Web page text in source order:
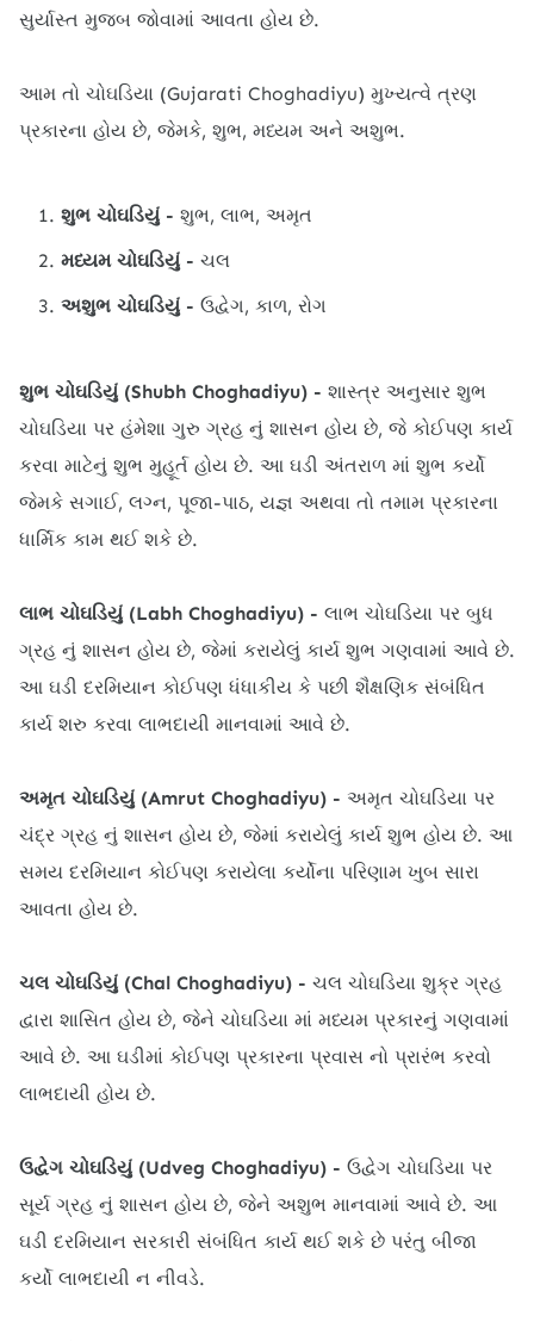
સુર્યાસ્ત મુજબ જોવામાં આવતા હોય છે.
આમ તો ચોઘડિયા (Gujarati Choghadiyu) મુખ્યત્વે ત્રણ
પ્રકારના હોય છે, જેમકે, શુભ, મધ્યમ અને અશુભ.
શુભ ચોઘડિયું - શુભ, લાભ, અમૃત
મધ્યમ ચોઘડિયું - ચલ
અશુભ ચોઘડિયું - ઉદ્વેગ, કાળ, રોગ
શુભ ચોઘડિયું (Shubh Choghadiyu) - શાસ્ત્ર અનુસાર શુભ
ચોઘડિયા પર હંમેશા ગુરુ ગ્રહ નું શાસન હોય છે, જે કોઈપણ કાર્ય
કરવા માટેનું શુભ મુહૂર્ત હોય છે. આ ઘડી અંતરાળ માં શુભ કર્યો
જેમકે સગાઈ, લગ્ન, પૂજા-પાઠ, યજ્ઞ અથવા તો તમામ પ્રકારના
ધાર્મિક કામ થઈ શકે છે.
લાભ ચોઘડિયું (Labh Choghadiyu) - લાભ ચોઘડિયા પર બુધ
ગ્રહ નું શાસન હોય છે, જેમાં કરાયેલું કાર્ય શુભ ગણવામાં આવે છે.
આ ઘડી દરમિયાન કોઈપણ ધંધાકીય કે પછી શૈક્ષણિક સંબંધિત
કાર્ય શરુ કરવા લાભદાયી માનવામાં આવે છે.
અમૃત ચોઘડિયું (Amrut Choghadiyu) - અમૃત ચોઘડિયા પર
ચંદ્ર ગ્રહ નું શાસન હોય છે, જેમાં કરાયેલું કાર્ય શુભ હોય છે. આ
સમય દરમિયાન કોઈપણ કરાયેલા કર્યોના પરિણામ ખુબ સારા
આવતા હોય છે.
ચલ ચોઘડિયું (Chal Choghadiyu) - ચલ ચોઘડિયા શુક્ર ગ્રહ
દ્વારા શાસિત હોય છે, જેને ચોઘડિયા માં મધ્યમ પ્રકારનું ગણવામાં
આવે છે. આ ઘડીમાં કોઈપણ પ્રકારના પ્રવાસ નો પ્રારંભ કરવો
લાભદાયી હોય છે.
ઉદ્વેગ ચોઘડિયું (Udveg Choghadiyu) - ઉદ્વેગ ચોઘડિયા પર
સૂર્ય ગ્રહ નું શાસન હોય છે, જેને અશુભ માનવામાં આવે છે. આ
ઘડી દરમિયાન સરકારી સંબંધિત કાર્ય થઈ શકે છે પરંતુ બીજા
કર્યો લાભદાયી ન નીવડે.